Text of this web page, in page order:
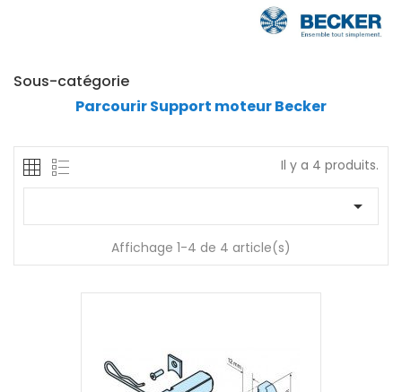
Sous-catégorie
Parcourir Support moteur Becker
Il y a 4 produits.

Affichage 1-4 de 4 article(s)